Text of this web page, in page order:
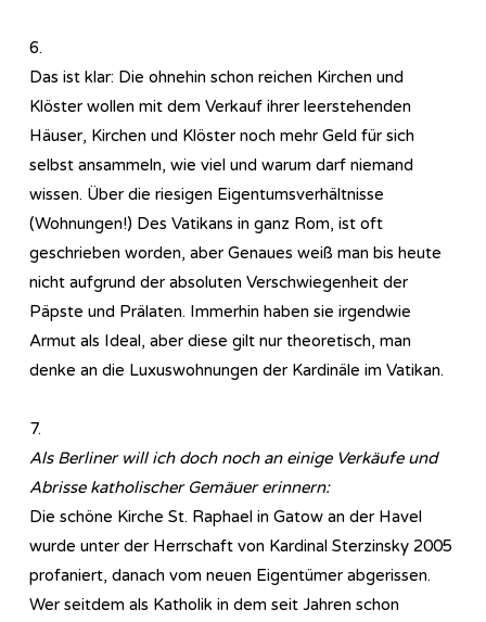
6.
Das ist klar: Die ohnehin schon reichen Kirchen und
Klöster wollen mit dem Verkauf ihrer leerstehenden
Häuser, Kirchen und Klöster noch mehr Geld für sich
selbst ansammeln, wie viel und warum darf niemand
wissen. Über die riesigen Eigentumsverhältnisse
(Wohnungen!) Des Vatikans in ganz Rom, ist oft
geschrieben worden, aber Genaues weiß man bis heute
nicht aufgrund der absoluten Verschwiegenheit der
Päpste und Prälaten. Immerhin haben sie irgendwie
Armut als Ideal, aber diese gilt nur theoretisch, man
denke an die Luxuswohnungen der Kardinäle im Vatikan.
7.
Als Berliner will ich doch noch an einige Verkäufe und
Abrisse katholischer Gemäuer erinnern:
Die schöne Kirche St. Raphael in Gatow an der Havel
wurde unter der Herrschaft von Kardinal Sterzinsky 2005
profaniert, danach vom neuen Eigentümer abgerissen.
Wer seitdem als Katholik in dem seit Jahren schon